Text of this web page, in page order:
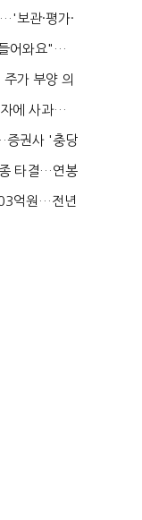
보관·평가·
어와요"…
가 부양 의
에 사과…
증권사 '충당
타결…연봉
억원…전년